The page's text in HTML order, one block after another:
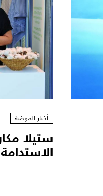
أخبار الموضة
ستيلا